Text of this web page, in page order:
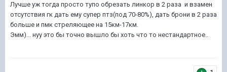
Лучше уж тогда просто тупо обрезать линкор в 2 раза и взамен
отсутствия гк дать ему супер птз(под 70-80%), дать брони в 2 раза
больше и пмк стреляющее на 15км-17км.
Эмм)... нуу это бы точно вышло бы хоть что то нестандартное..